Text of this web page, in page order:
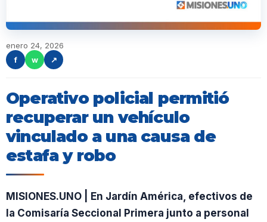
enero 24, 2026
f
w ↗
Operativo policial permitió
recuperar un vehículo
vinculado a una causa de
estafa y robo
MISIONES.UNO | En Jardín América, efectivos de
la Comisaría Seccional Primera junto a personal